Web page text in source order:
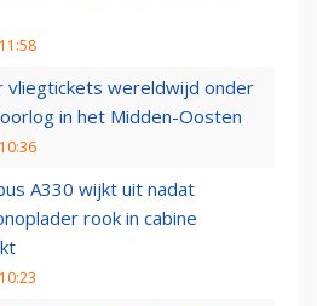
vliegtickets wereldwijd onder
in het Midden-Oosten
A330 wijkt uit nadat
rook in cabine